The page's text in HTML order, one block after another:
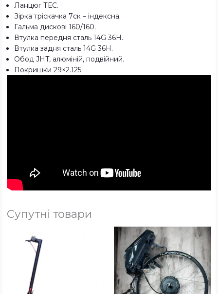
Ланцюг ТЕС.
Зірка тріскачка 7ск – індексна.
Гальма дискові 160/160.
Втулка передня сталь 14G 36Н.
Втулка задня сталь 14G 36H.
Обод JHT, алюміній, подвійний.
Покришки 29×2.125
Супутні товари